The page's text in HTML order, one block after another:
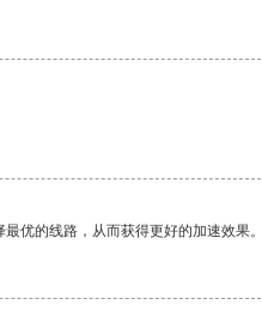
优的线路，从而获得更好的加速效果。